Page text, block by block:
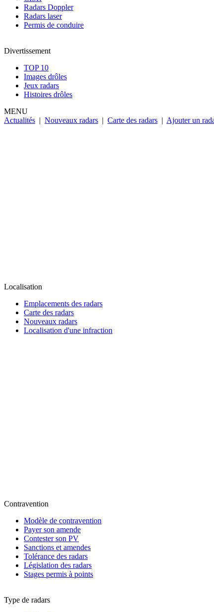
Radars Doppler
Radars laser
Permis de conduire
Divertissement
TOP 10
Images drôles
Jeux radars
Histoires drôles
MENU
Actualités | Nouveaux radars | Carte des radars | Ajouter un
Localisation
Emplacements des radars
Carte des radars
Nouveaux radars
Localisation d'une infraction
Contravention
Modèle de contravention
Payer son amende
Contester son PV
Sanctions et amendes
Tolérance des radars
Législation des radars
Stages permis à points
Type de radars